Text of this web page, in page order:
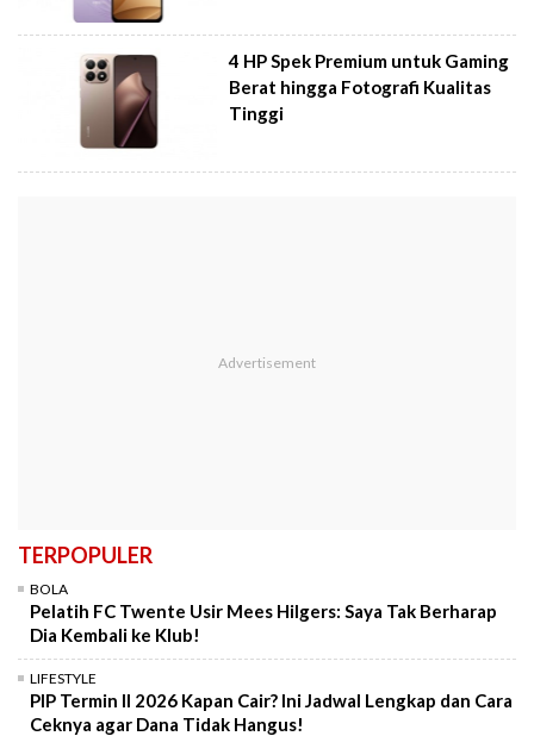
4 HP Spek Premium untuk Gaming
Berat hingga Fotografi Kualitas
Tinggi
TERPOPULER
BOLA
Pelatih FC Twente Usir Mees Hilgers: Saya Tak Berharap
Dia Kembali ke Klub!
LIFESTYLE
PIP Termin II 2026 Kapan Cair? Ini Jadwal Lengkap dan Cara
Ceknya agar Dana Tidak Hangus!